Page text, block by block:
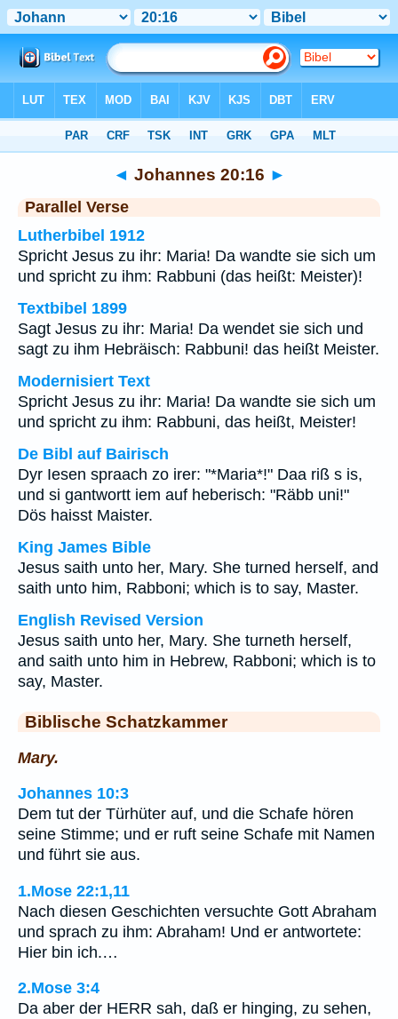
◄ Johannes 20:16 ►
Parallel Verse
Lutherbibel 1912
Spricht Jesus zu ihr: Maria! Da wandte sie sich um
und spricht zu ihm: Rabbuni (das heißt: Meister)!
Textbibel 1899
Sagt Jesus zu ihr: Maria! Da wendet sie sich und
sagt zu ihm Hebräisch: Rabbuni! das heißt Meister.
Modernisiert Text
Spricht Jesus zu ihr: Maria! Da wandte sie sich um
und spricht zu ihm: Rabbuni, das heißt, Meister!
De Bibl auf Bairisch
Dyr Iesen spraach zo irer: "*Maria*!" Daa riß s is,
und si gantwortt iem auf heberisch: "Räbb uni!"
Dös haisst Maister.
King James Bible
Jesus saith unto her, Mary. She turned herself, and
saith unto him, Rabboni; which is to say, Master.
English Revised Version
Jesus saith unto her, Mary. She turneth herself,
and saith unto him in Hebrew, Rabboni; which is to
say, Master.
Biblische Schatzkammer
Mary.
Johannes 10:3
Dem tut der Türhüter auf, und die Schafe hören
seine Stimme; und er ruft seine Schafe mit Namen
und führt sie aus.
1.Mose 22:1,11
Nach diesen Geschichten versuchte Gott Abraham
und sprach zu ihm: Abraham! Und er antwortete:
Hier bin ich.…
2.Mose 3:4
Da aber der HERR sah, daß er hinging, zu sehen,